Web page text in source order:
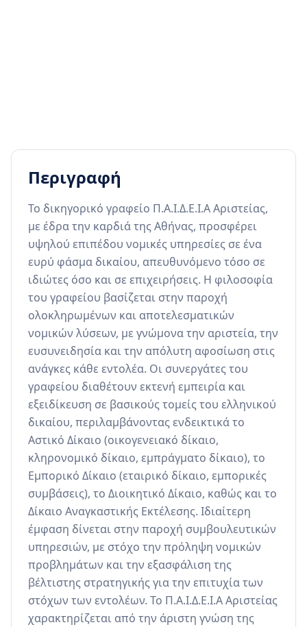
Περιγραφή
Το δικηγορικό γραφείο Π.Α.Ι.Δ.Ε.Ι.Α Αριστείας,
με έδρα την καρδιά της Αθήνας, προσφέρει
υψηλού επιπέδου νομικές υπηρεσίες σε ένα
ευρύ φάσμα δικαίου, απευθυνόμενο τόσο σε
ιδιώτες όσο και σε επιχειρήσεις. Η φιλοσοφία
του γραφείου βασίζεται στην παροχή
ολοκληρωμένων και αποτελεσματικών
νομικών λύσεων, με γνώμονα την αριστεία, την
ευσυνειδησία και την απόλυτη αφοσίωση στις
ανάγκες κάθε εντολέα. Οι συνεργάτες του
γραφείου διαθέτουν εκτενή εμπειρία και
εξειδίκευση σε βασικούς τομείς του ελληνικού
δικαίου, περιλαμβάνοντας ενδεικτικά το
Αστικό Δίκαιο (οικογενειακό δίκαιο,
κληρονομικό δίκαιο, εμπράγματο δίκαιο), το
Εμπορικό Δίκαιο (εταιρικό δίκαιο, εμπορικές
συμβάσεις), το Διοικητικό Δίκαιο, καθώς και το
Δίκαιο Αναγκαστικής Εκτέλεσης. Ιδιαίτερη
έμφαση δίνεται στην παροχή συμβουλευτικών
υπηρεσιών, με στόχο την πρόληψη νομικών
προβλημάτων και την εξασφάλιση της
βέλτιστης στρατηγικής για την επιτυχία των
στόχων των εντολέων. Το Π.Α.Ι.Δ.Ε.Ι.Α Αριστείας
χαρακτηρίζεται από την άριστη γνώση της